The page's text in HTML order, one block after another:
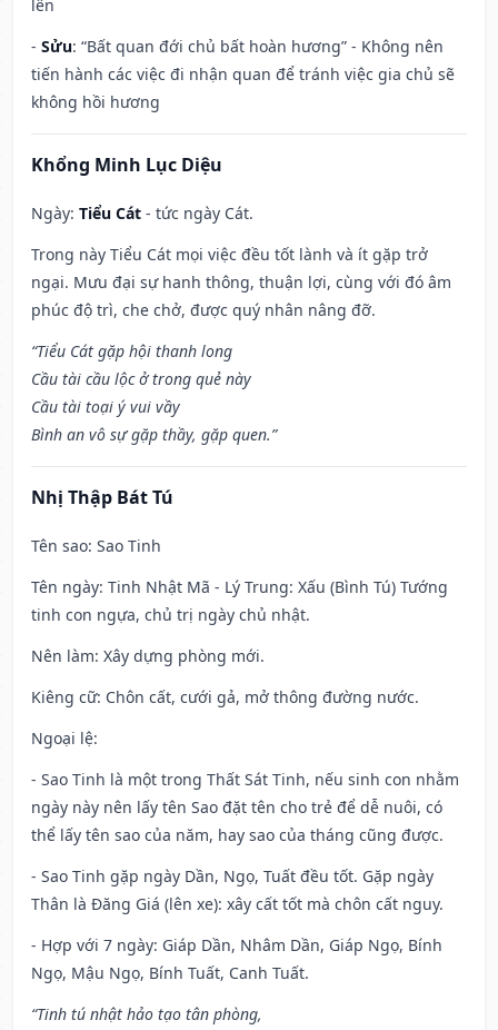
lên
- Sửu: “Bất quan đới chủ bất hoàn hương” - Không nên
tiến hành các việc đi nhận quan để tránh việc gia chủ sẽ
không hồi hương
Khổng Minh Lục Diệu
Ngày: Tiểu Cát - tức ngày Cát.
Trong này Tiểu Cát mọi việc đều tốt lành và ít gặp trở
ngại. Mưu đại sự hanh thông, thuận lợi, cùng với đó âm
phúc độ trì, che chở, được quý nhân nâng đỡ.
“Tiểu Cát gặp hội thanh long
Cầu tài cầu lộc ở trong quẻ này
Cầu tài toại ý vui vầy
Bình an vô sự gặp thầy, gặp quen.”
Nhị Thập Bát Tú
Tên sao: Sao Tinh
Tên ngày: Tinh Nhật Mã - Lý Trung: Xấu (Bình Tú) Tướng
tinh con ngựa, chủ trị ngày chủ nhật.
Nên làm: Xây dựng phòng mới.
Kiêng cữ: Chôn cất, cưới gả, mở thông đường nước.
Ngoại lệ:
- Sao Tinh là một trong Thất Sát Tinh, nếu sinh con nhằm
ngày này nên lấy tên Sao đặt tên cho trẻ để dễ nuôi, có
thể lấy tên sao của năm, hay sao của tháng cũng được.
- Sao Tinh gặp ngày Dần, Ngọ, Tuất đều tốt. Gặp ngày
Thân là Đăng Giá (lên xe): xây cất tốt mà chôn cất nguy.
- Hợp với 7 ngày: Giáp Dần, Nhâm Dần, Giáp Ngọ, Bính
Ngọ, Mậu Ngọ, Bính Tuất, Canh Tuất.
“Tinh tú nhật hảo tạo tân phòng,